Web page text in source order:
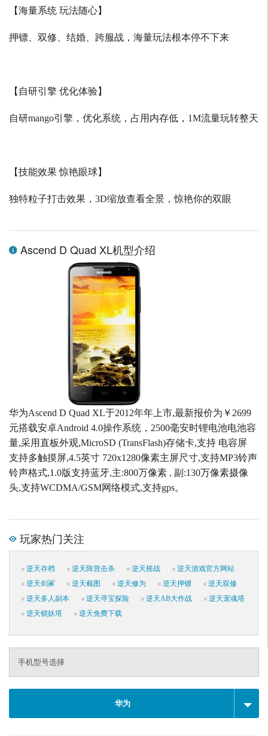
【海量系统 玩法随心】
押镖、双修、结婚、跨服战，海量玩法根本停不下来
【自研引擎 优化体验】
自研mango引擎，优化系统，占用内存低， 1M流量玩转整天
【技能效果 惊艳眼球】
独特粒子打击效果， 3D缩放查看全景，惊艳你的双眼
Ascend D Quad XL机型介绍
华为Ascend D Quad XL于2012年年上市,最新报价为￥2699
元搭载安卓Android 4.0操作系统，2500毫安时锂电池电池容
量,采用直板外观,MicroSD (TransFlash)存储卡,支持 电容屏
支持多触摸屏,4.5英寸 720x1280像素主屏尺寸,支持MP3铃声
铃声格式,1.0版支持蓝牙,主:800万像素 , 副:130万像素摄像
头,支持WCDMA/GSM网络模式,支持gps。
玩家热门关注
逆天存档 逆天阵营击杀 逆天摇战
逆天游戏官方网站
逆天剑冢
逆天截图 逆天修为 逆天押镖
逆天双修
逆天多人副本
逆天寻宝探险 逆天AB大作战
逆天宠魂塔
逆天锁妖塔
逆天免费下载
手机型号选择
华为